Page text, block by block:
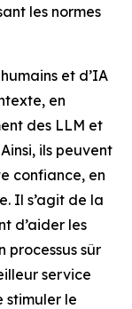
les normes
et d’IA
en
des LLM et
ils peuvent
confiance, en
Il s’agit de la
d’aider les
processus sûr
service
stimuler le